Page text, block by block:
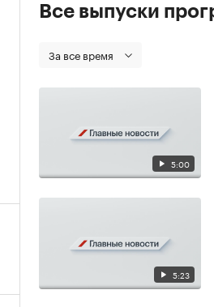
Все выпуски
За все время
5:00
5:23